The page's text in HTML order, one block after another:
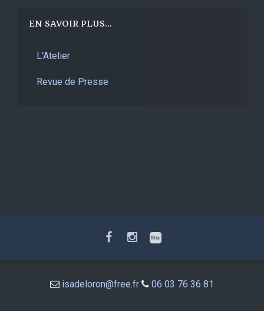
EN SAVOIR PLUS...
L'Atelier
Revue de Presse
isadeloron@free.fr 06 03 76 36 81